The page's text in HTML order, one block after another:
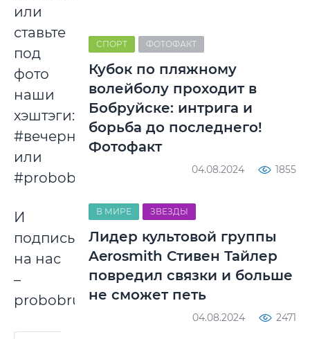
или
ставьте
под
фото
наши
хэштэги:
#вечернийбобруйск
или
#probobruisk.
И
подписывайтесь
на нас
–
probobruisk.
СПОРТ ФОТОФАКТ
Кубок по пляжному
волейболу проходит в
Бобруйске: интрига и
борьба до последнего!
Фотофакт
04.08.2024 1855
В МИРЕ ЗВЕЗДЫ
Лидер культовой группы
Aerosmith Стивен Тайлер
повредил связки и больше
не сможет петь
04.08.2024 2471